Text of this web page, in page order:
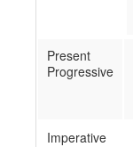
Present
Progressive
Imperative